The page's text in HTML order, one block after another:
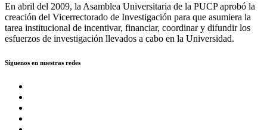
En abril del 2009, la Asamblea Universitaria de la PUCP aprobó la
creación del Vicerrectorado de Investigación para que asumiera la
tarea institucional de incentivar, financiar, coordinar y difundir los
esfuerzos de investigación llevados a cabo en la Universidad.
Síguenos en nuestras redes